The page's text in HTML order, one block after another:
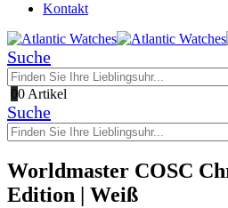
Kontakt
Suche
00 Artikel
Suche
Worldmaster COSC
Edition | Weiß